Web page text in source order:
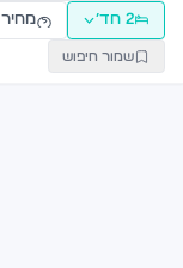
2 חד׳ מחיר
שמור חיפוש